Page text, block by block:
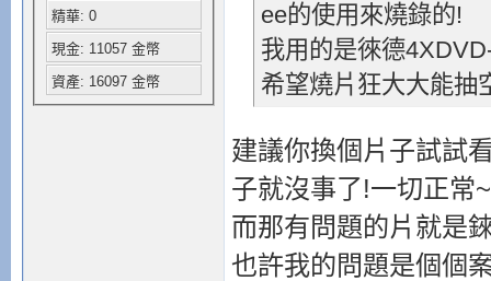
精華: 0
現金: 11057 金幣
資產: 16097 金幣
ee的使用來燒錄的!
我用的是徠德
希望燒片狂大大能抽
建議你換個片子試試
子就沒事了!一切正常
而那有問題的片就是
也許我的問題是個個